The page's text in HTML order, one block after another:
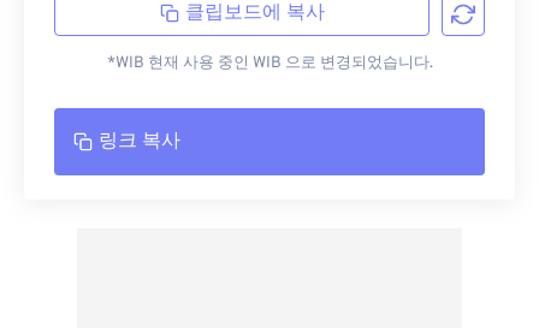
클립보드에 복사
*WIB 현재 사용 중인 WIB 으로 변경되었습니다.
링크 복사